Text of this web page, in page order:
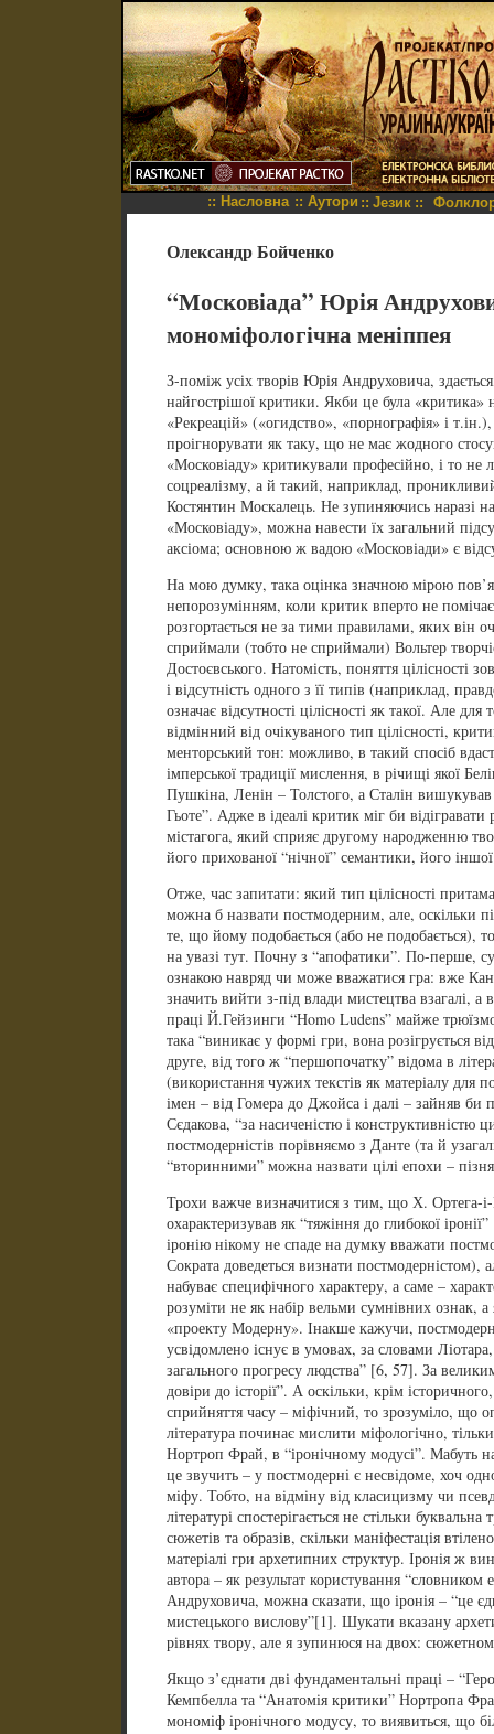
:: Насловна :: Аутори :: Језик ::
Олександр Бойченко
“Московіада” Юрія
мономіфологічна меніппея
З-поміж усіх творів Юрія Андруховича,
найгострішої критики. Якби це була «критика»
«Рекреацій» («огидство», «порнографія» і
проігнорувати як таку, що не має жодного
«Московіаду» критикували професійно, і то не
соцреалізму, а й такий, наприклад,
Костянтин Москалець. Не зупиняючись наразі
«Московіаду», можна навести їх загальний
аксіома; основною ж вадою «Московіади» є
На мою думку, така оцінка значною мірою
непорозумінням, коли критик вперто не
розгортається не за тими правилами, яких він
сприймали (тобто не сприймали) Вольтер
Достоєвського. Натомість, поняття цілісності
і відсутність одного з її типів (наприклад,
означає відсутності цілісності як такої. Але
відмінний від очікуваного тип цілісності,
менторський тон: можливо, в такий спосіб
імперської традиції мислення, в річищі якої
Пушкіна, Ленін – Толстого, а Сталін
Гьоте”. Адже в ідеалі критик міг би відігравати
містагога, який сприяє другому народженню
його прихованої “нічної” семантики, його іншої
Отже, час запитати: який тип цілісності
можна б назвати постмодерним, але, оскільки
те, що йому подобається (або не подобається),
на увазі тут. Почну з “апофатики”. По-перше,
ознакою навряд чи може вважатися гра: вже
значить вийти з-під влади мистецтва взагалі, а
праці Й.Гейзинги “Homo Ludens” майже
така “виникає у формі гри, вона розігрується
друге, від того ж “першопочатку” відома в
(використання чужих текстів як матеріалу для
імен – від Гомера до Джойса і далі – зайняв би
Сєдакова, “за насиченістю і конструктивністю
постмодерністів порівняємо з Данте (та й
“вторинними” можна назвати цілі епохи –
Трохи важче визначитися з тим, що Х. Ортега-
охарактеризував як “тяжіння до глибокої
іронію нікому не спаде на думку вважати
Сократа доведеться визнати постмодерністом),
набуває специфічного характеру, а саме –
розуміти не як набір вельми сумнівних ознак,
«проекту Модерну». Інакше кажучи,
усвідомлено існує в умовах, за словами
загального прогресу людства” [6, 57]. За
довіри до історії”. А оскільки, крім
сприйняття часу – міфічний, то зрозуміло, що
література починає мислити міфологічно,
Нортроп Фрай, в “іронічному модусі”. Мабуть
це звучить – у постмодерні є несвідоме, хоч
міфу. Тобто, на відміну від класицизму чи
літературі спостерігається не стільки
сюжетів та образів, скільки маніфестація
матеріалі гри архетипних структур. Іронія ж
автора – як результат користування
Андруховича, можна сказати, що іронія – “це
мистецького вислову”[1]. Шукати вказану
рівнях твору, але я зупинюся на двох:
Якщо з’єднати дві фундаментальні праці –
Кемпбелла та “Анатомія критики” Нортропа
мономіф іронічного модусу, то виявиться, що